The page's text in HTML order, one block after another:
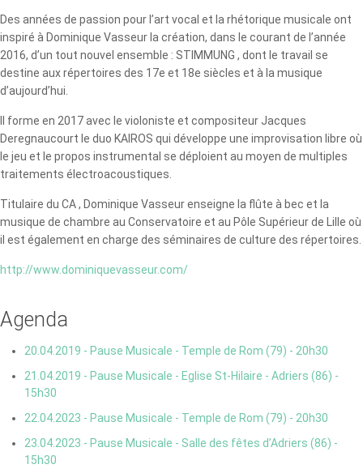
Des années de passion pour l’art vocal et la rhétorique musicale ont
inspiré à Dominique Vasseur la création, dans le courant de l’année
2016, d’un tout nouvel ensemble : STIMMUNG , dont le travail se
destine aux répertoires des 17e et 18e siècles et à la musique
d’aujourd’hui.
Il forme en 2017 avec le violoniste et compositeur Jacques
Deregnaucourt le duo KAIROS qui développe une improvisation libre où
le jeu et le propos instrumental se déploient au moyen de multiples
traitements électroacoustiques.
Titulaire du CA , Dominique Vasseur enseigne la flûte à bec et la
musique de chambre au Conservatoire et au Pôle Supérieur de Lille où
il est également en charge des séminaires de culture des répertoires.
http://www.dominiquevasseur.com/
Agenda
20.04.2019 - Pause Musicale - Temple de Rom (79) - 20h30
21.04.2019 - Pause Musicale - Eglise St-Hilaire - Adriers (86) -
15h30
22.04.2023 - Pause Musicale - Temple de Rom (79) - 20h30
23.04.2023 - Pause Musicale - Salle des fêtes d’Adriers (86) -
15h30